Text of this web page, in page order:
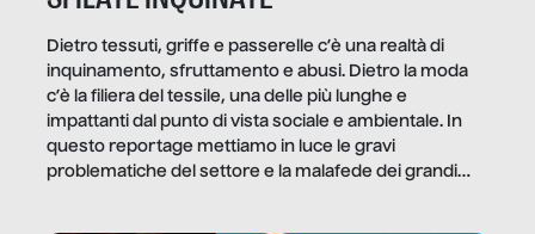
Dietro tessuti, griffe e passerelle c’è una realtà di
inquinamento, sfruttamento e abusi. Dietro la moda
c’è la filiera del tessile, una delle più lunghe e
impattanti dal punto di vista sociale e ambientale. In
questo reportage mettiamo in luce le gravi
problematiche del settore e la malafede dei grandi